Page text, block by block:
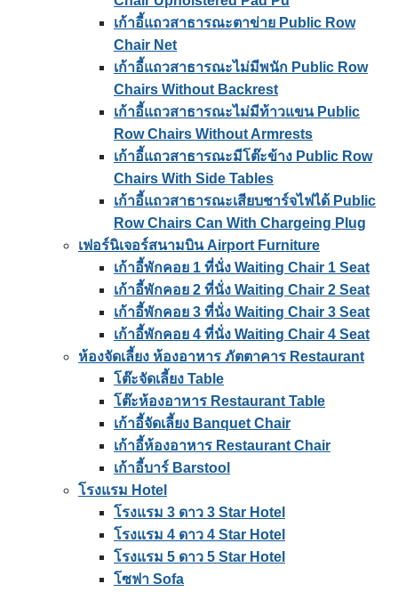
เก้าอี้แถวสาธารณะตาข่าย Public Row
Chair Net
เก้าอี้แถวสาธารณะไม่มีพนัก Public Row
Chairs Without Backrest
เก้าอี้แถวสาธารณะไม่มีท้าวแขน Public
Row Chairs Without Armrests
เก้าอี้แถวสาธารณะมีโต๊ะข้าง Public Row
Chairs With Side Tables
เก้าอี้แถวสาธารณะเสียบชาร์จไฟได้ Public
Row Chairs Can With Chargeing Plug
เฟอร์นิเจอร์สนามบิน Airport Furniture
เก้าอี้พักคอย 1 ที่นั่ง Waiting Chair 1 Seat
เก้าอี้พักคอย 2 ที่นั่ง Waiting Chair 2 Seat
เก้าอี้พักคอย 3 ที่นั่ง Waiting Chair 3 Seat
เก้าอี้พักคอย 4 ที่นั่ง Waiting Chair 4 Seat
ห้องจัดเลี้ยง ห้องอาหาร ภัตตาคาร Restaurant
โต๊ะจัดเลี้ยง Table
โต๊ะห้องอาหาร Restaurant Table
เก้าอี้จัดเลี้ยง Banquet Chair
เก้าอี้ห้องอาหาร Restaurant Chair
เก้าอี้บาร์ Barstool
โรงแรม Hotel
โรงแรม 3 ดาว 3 Star Hotel
โรงแรม 4 ดาว 4 Star Hotel
โรงแรม 5 ดาว 5 Star Hotel
โซฟา Sofa